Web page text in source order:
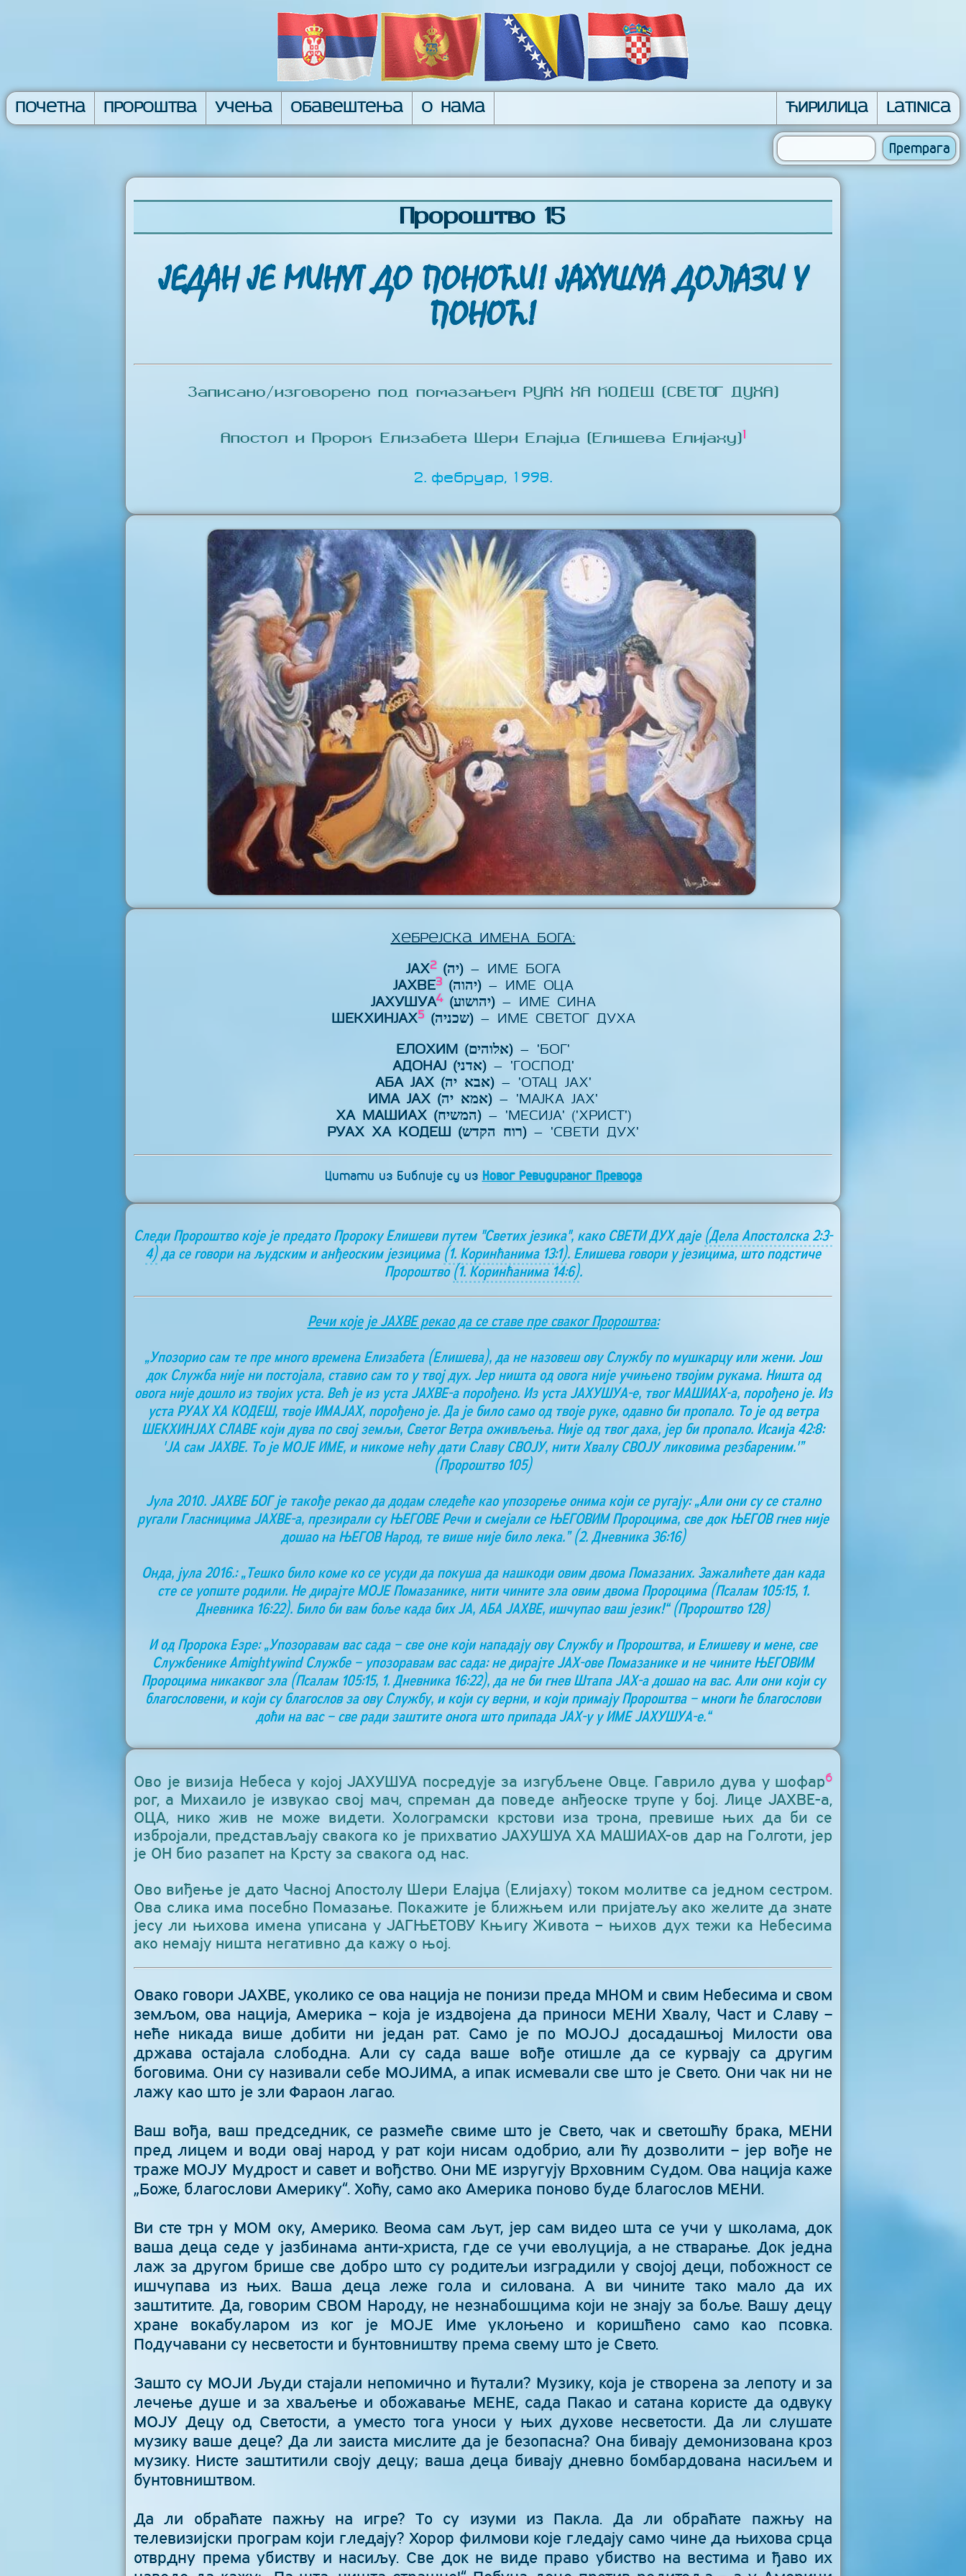
Почетна Пророштва Учења Обавештења О нама Latinica
Ћирилица
Пророштво 15
ЈЕДАН ЈЕ МИНУТ ДО ПОНОЋИ! ЈАХУШУА ДОЛАЗИ У
ПОНОЋ!
Записано/изговорено под помазањем РУАХ ХА КОДЕШ (СВЕТОГ ДУХА)
Апостол и Пророк Елизабета Шери Елајџа (Елишева Елијаху)1
2. фебруар, 1998.
Хебрејска ИМЕНА БОГА:
ЈАХ2 (יה)– ИМЕ БОГА
ЈАХВЕ3 (יהוה)– ИМЕ ОЦА
ЈАХУШУА4 (יהושוע)– ИМЕ СИНА
ШЕКХИНЈАХ5 (שכניה)– ИМЕ СВЕТОГ ДУХА
ЕЛОХИМ (אלוהים)– 'БОГ'
АДОНАЈ (אדני)– 'ГОСПОД'
АБА ЈАХ (אבא יה)– 'ОТАЦ ЈАХ'
ИМА ЈАХ (אמא יה)– 'МАЈКА ЈАХ'
ХА МАШИАХ (המשיח)– 'МЕСИЈА' ('ХРИСТ')
РУАХ ХА КОДЕШ (רוח הקדש)– 'СВЕТИ ДУХ'
Цитати из Библије су из Новог Ревидираног Превода
Следи Пророштво које је предато Пророку Елишеви путем "Светих језика", како СВЕТИ ДУХ даје (Дела Апостолска 2:3-
4)да се говори на људским и анђеоским језицима (1. Коринћанима 13:1). Елишева говори у језицима, што подстиче
Пророштво (1. Коринћанима 14:6).
Речи које је ЈАХВЕ рекао да се ставе пре сваког Пророштва:
„Упозорио сам те пре много времена Елизабета (Елишева), да не назовеш ову Службу по мушкарцу или жени. Још
док Служба није ни постојала, ставио сам то у твој дух. Јер ништа од овога није учињено твојим рукама. Ништа од
овога није дошло из твојих уста. Већ је из уста ЈАХВЕ-а порођено. Из уста ЈАХУШУА-е, твог МАШИАХ-а, порођено је. Из
уста РУАХ ХА КОДЕШ, твоје ИМАЈАХ, порођено је. Да је било само од твоје руке, одавно би пропало. То је од ветра
ШЕКХИНЈАХ СЛАВЕ који дува по свој земљи, Светог Ветра оживљења. Није од твог даха, јер би пропало. Исаија 42:8:
'ЈА сам ЈАХВЕ. То је МОЈЕ ИМЕ, и никоме нећу дати Славу СВОЈУ, нити Хвалу СВОЈУ ликовима резбареним.'”
(Пророштво 105)
Јула 2010. ЈАХВЕ БОГ је такође рекао да додам следеће као упозорење онима који се ругају: „Али они су се стално
ругали Гласницима ЈАХВЕ-а, презирали су ЊЕГОВЕ Речи и смејали се ЊЕГОВИМ Пророцима, све док ЊЕГОВ гнев није
дошао на ЊЕГОВ Народ, те више није било лека.” (2. Дневника 36:16)
Онда, јула 2016.: „Тешко било коме ко се усуди да покуша да нашкоди овим двома Помазаних. Зажалићете дан када
сте се уопште родили. Не дирајте МОЈЕ Помазанике, нити чините зла овим двома Пророцима (Псалам 105:15, 1.
Дневника 16:22). Било би вам боље када бих ЈА, АБА ЈАХВЕ, ишчупао ваш језик!“ (Пророштво 128)
И од Пророка Езре: „Упозоравам вас сада – све оне који нападају ову Службу и Пророштва, и Елишеву и мене, све
Службенике Аmightywind Службе – упозоравам вас сада: не дирајте ЈАХ-ове Помазанике и не чините ЊЕГОВИМ
Пророцима никаквог зла (Псалам 105:15, 1. Дневника 16:22), да не би гнев Штапа ЈАХ-а дошао на вас. Али они који су
благословени, и који су благослов за ову Службу, и који су верни, и који примају Пророштва – многи ће благослови
доћи на вас – све ради заштите онога што припада ЈАХ-у у ИМЕ ЈАХУШУА-е.“
Ово је визија Небеса у којој ЈАХУШУА посредује за изгубљене Овце. Гаврило дува у шофар6
рог, а Михаило је извукао свој мач, спреман да поведе анђеоске трупе у бој. Лице ЈАХВЕ-а,
ОЦА, нико жив не може видети. Холограмски крстови иза трона, превише њих да би се
избројали, представљају свакога ко је прихватио ЈАХУШУА ХА МАШИАХ-ов дар на Голготи, јер
је ОН био разапет на Крсту за свакога од нас.
Ово виђење је дато Часној Апостолу Шери Елајџа (Елијаху) током молитве са једном сестром.
Ова слика има посебно Помазање. Покажите је ближњем или пријатељу ако желите да знате
јесу ли њихова имена уписана у ЈАГЊЕТОВУ Књигу Живота – њихов дух тежи ка Небесима
ако немају ништа негативно да кажу о њој.
Овако говори ЈАХВЕ, уколико се ова нација не понизи преда МНОМ и свим Небесима и свом
земљом, ова нација, Америка – која је издвојена да приноси МЕНИ Хвалу, Част и Славу –
неће никада више добити ни један рат. Само је по МОЈОЈ досадашњој Милости ова
држава остајала слободна. Али су сада ваше вође отишле да се курвају са другим
боговима. Они су називали себе МОЈИМА, а ипак исмевали све што је Свето. Они чак ни не
лажу као што је зли Фараон лагао.
Ваш вођа, ваш председник, се размеће свиме што је Свето, чак и светошћу брака, МЕНИ
пред лицем и води овај народ у рат који нисам одобрио, али ћу дозволити – јер вође не
траже МОЈУ Мудрост и савет и вођство. Они МЕ изругују Врховним Судом. Ова нација каже
„Боже, благослови Америку“. Хоћу, само ако Америка поново буде благослов МЕНИ.
Ви сте трн у МОМ оку, Америко. Веома сам љут, јер сам видео шта се учи у школама, док
ваша деца седе у јазбинама анти-христа, где се учи еволуција, а не стварање. Док једна
лаж за другом брише све добро што су родитељи изградили у својој деци, побожност се
ишчупава из њих. Ваша деца леже гола и силована. А ви чините тако мало да их
заштитите. Да, говорим СВОМ Народу, не незнабошцима који не знају за боље. Вашу децу
хране вокабуларом из ког је МОЈЕ Име уклоњено и коришћено само као псовка.
Подучавани су несветости и бунтовништву према свему што је Свето.
Зашто су МОЈИ Људи стајали непомично и ћутали? Музику, која је створена за лепоту и за
лечење душе и за хваљење и обожавање МЕНЕ, сада Пакао и сатана користе да одвуку
МОЈУ Децу од Светости, а уместо тога уноси у њих духове несветости. Да ли слушате
музику ваше деце? Да ли заиста мислите да је безопасна? Она бивају демонизована кроз
музику. Нисте заштитили своју децу; ваша деца бивају дневно бомбардована насиљем и
бунтовништвом.
Да ли обраћате пажњу на игре? То су изуми из Пакла. Да ли обраћате пажњу на
телевизијски програм који гледају? Хорор филмови које гледају само чине да њихова срца
отврдну према убиству и насиљу. Све док не виде право убиство на вестима и ђаво их